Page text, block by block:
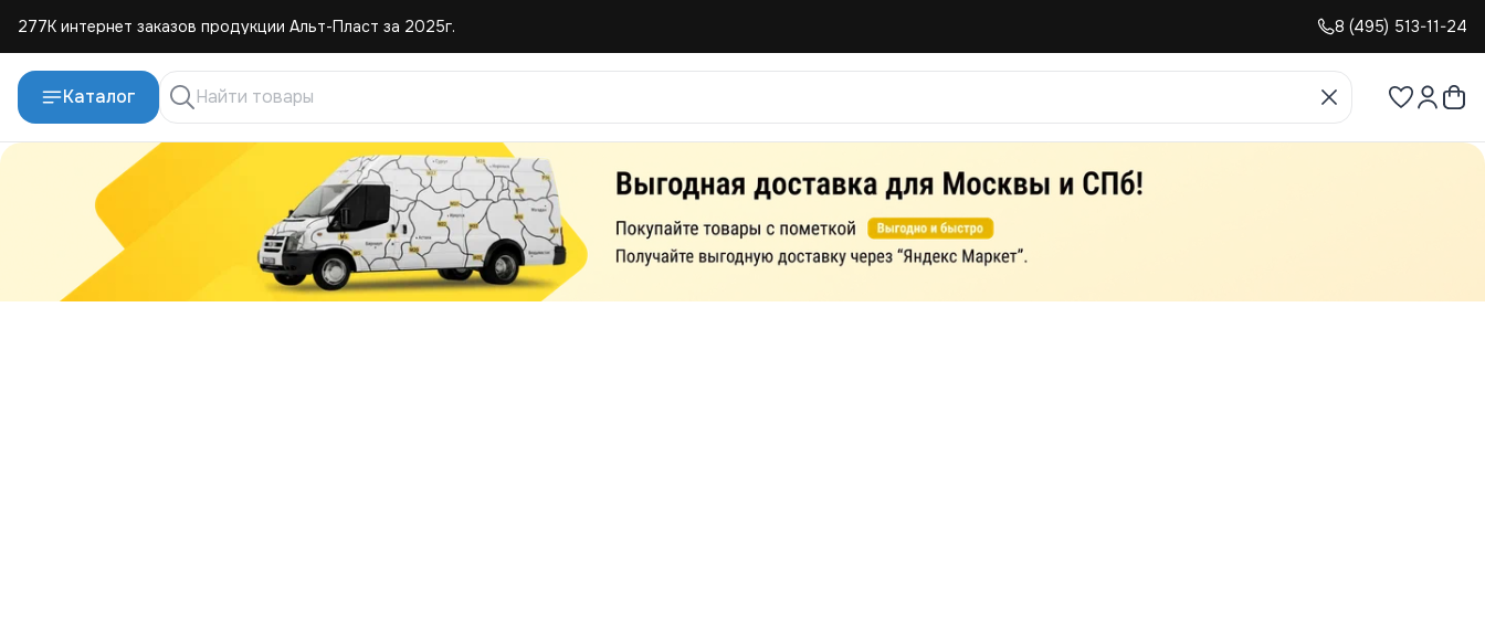
277К интернет заказов продукции Альт-Пласт за 2025г.
4,8 средняя оценка покупателей
8 (495) 513-11-24
Каталог